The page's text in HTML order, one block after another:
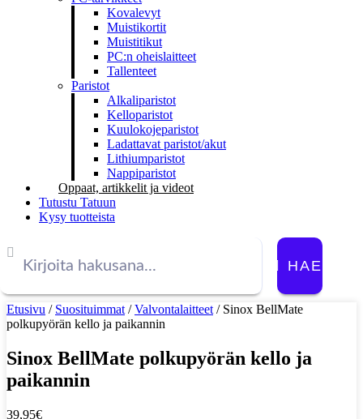
Kovalevyt
Muistikortit
Muistitikut
PC:n oheislaitteet
Tallenteet
Paristot
Alkaliparistot
Kelloparistot
Kuulokojeparistot
Ladattavat paristot/akut
Lithiumparistot
Nappiparistot
Oppaat, artikkelit ja videot
Tutustu Tatuun
Kysy tuotteista
HAE
Etusivu / Suosituimmat /Valvontalaitteet / Sinox BellMate
polkupyörän kello ja paikannin
Sinox BellMate polkupyörän kello ja
paikannin
39,95€